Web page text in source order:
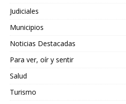
Judiciales
Municipios
Noticias Destacadas
Para ver, oír y sentir
Salud
Turismo